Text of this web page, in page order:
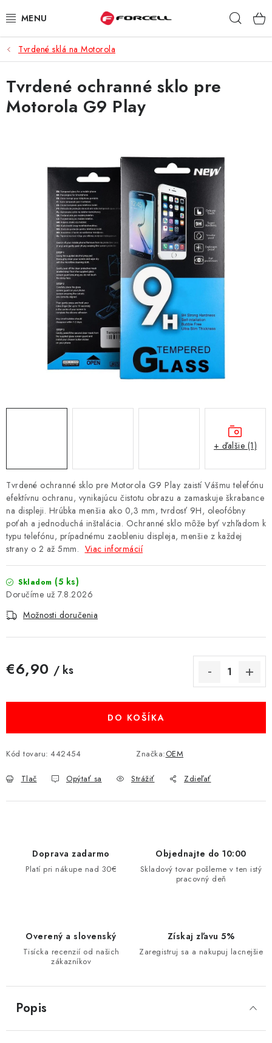
na
PUZDRÁ A OBALY
TVRDENÉ SKLÁ
DÁTOVÉ KÁBLE
DRŽIAKY NA MOBIL
BATÉRIE DO MOBILOV
ŠPORT A HOBBY
NÁRAMKY NA HODINKY
SLÚCHADLÁ, REPRODUKTORY A MIKROFÓNY
AUTO MOTO
EXKLUZÍVNE ZNAČKY
PRÍSLUŠENSTVO K NOTEBOOKOM A PC
BATÉRIE VARTA
MULTIMÉDIÁ
KAMERY
OSTATNÉ PRÍSLUŠENSTVO
Obchodné podmienky
Podmienky ochrany osobných údajov
Reklamácia Kontakty
Tvrdené sklá na Motorola
Tvrdené ochranné sklo pre Motorola G9 Play zaistí Vášmu telefónu
efektívnu ochranu, vynikajúcu čistotu obrazu a zamaskuje škrabance
na displeji. Hrúbka menšia ako 0,3 mm, tvrdosť 9H, oleofóbny
poťah a jednoduchá inštalácia. Ochranné sklo môže byť vzhľadom k
typu telefónu, prípadnému zaobleniu displeja, menšie z každej
strany o 2 až 5mm. Viac informácií
Skladom (5 ks)
7.8.2026
Možnosti doručenia
€6,90 / ks
DO KOŠÍKA
Kód tovaru: 442454 Značka:OEM
Tlač Opýtať sa Strážiť Zdieľať
Tvrdené ochranné sklo pre
Motorola G9 Play
+ ďalšie (1)
Doprava zadarmo
Platí pri nákupe nad 30€
Objednajte do 10:00
Skladový tovar pošleme v ten istý
pracovný deň
Overený a slovenský
Tisícka recenzií od našich
zákazníkov
Získaj zľavu 5%
Zaregistruj sa a nakupuj lacnejšie
Popis